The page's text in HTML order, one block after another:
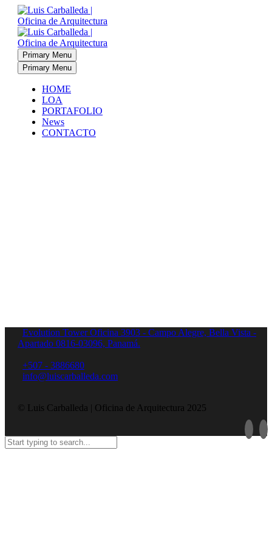
Primary Menu
Primary Menu
HOME
LOA
PORTAFOLIO
News
CONTACTO
Evolution Tower Oficina 3903 - Campo Alegre, Bella Vista -
Apartado 0816-03096, Panamá.
+507 - 3886680
info@luiscarballeda.com
© Luis Carballeda | Oficina de Arquitectura 2025